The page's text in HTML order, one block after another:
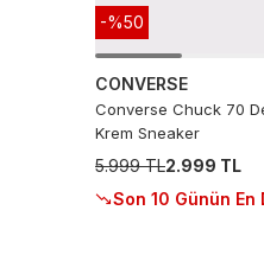
-%50
CONVERSE
Converse Chuck 70
Krem Sneaker
5.999 TL2.999 TL
Son 10 Günün En